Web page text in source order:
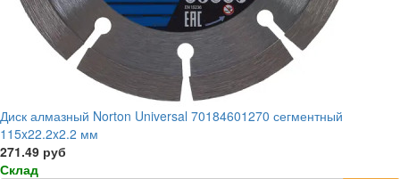
Диск алмазный Norton Universal 70184601270 сегментный
115x22.2x2.2 мм
271.49 руб
Склад